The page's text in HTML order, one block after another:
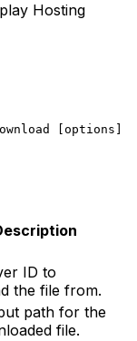
Hosting
[options]
ID to
the file from.
path for the
file.